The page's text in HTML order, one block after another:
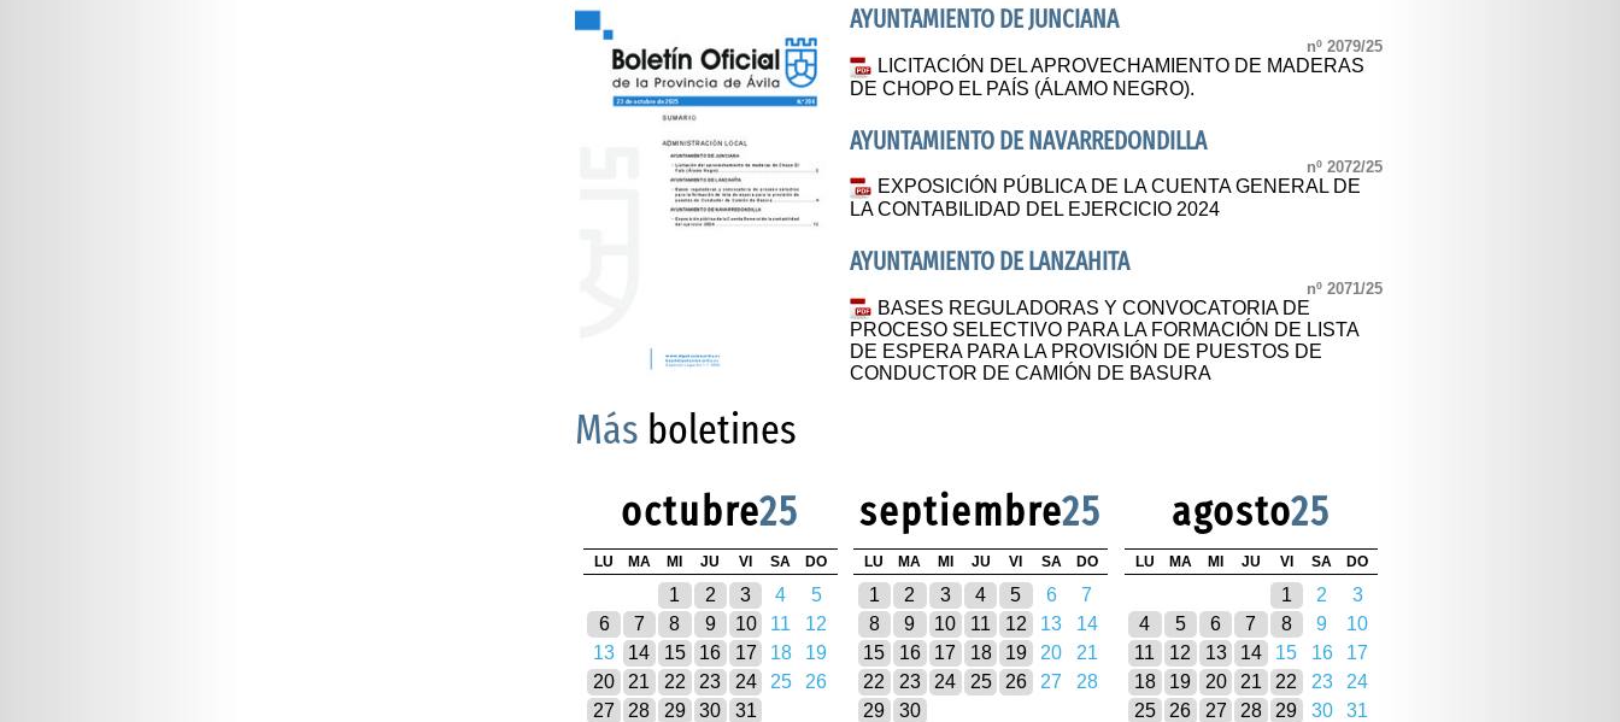
AYUNTAMIENTO DE JUNCIANA
nº 2079/25
LICITACIÓN DEL APROVECHAMIENTO DE MADERAS
DE CHOPO EL PAÍS (ÁLAMO NEGRO).
AYUNTAMIENTO DE NAVARREDONDILLA
nº 2072/25
EXPOSICIÓN PÚBLICA DE LA CUENTA GENERAL DE
LA CONTABILIDAD DEL EJERCICIO 2024
AYUNTAMIENTO DE LANZAHITA
nº 2071/25
BASES REGULADORAS Y CONVOCATORIA DE
PROCESO SELECTIVO PARA LA FORMACIÓN DE LISTA
DE ESPERA PARA LA PROVISIÓN DE PUESTOS DE
CONDUCTOR DE CAMIÓN DE BASURA
Más boletines
octubre25
LU MA MI JU VI SA DO
1 2 3 4
5
6
7 8 9 10 11
12
13
14 15 16 17 18
19
20
21 22 23 24 25
26
27
28 29 30 31
septiembre25
LU MA MI JU VI SA DO
1 2 3 4 5 6
7
8
9 10 11 12 13
14
15
16 17 18 19 20
21
22
23 24 25 26 27
28
29
30
agosto25
LU MA MI JU VI SA DO
1 2
3
4
5 6 7 8 9
10
11
12 13 14 15 16
17
18
19 20 21 22 23
24
25
26 27 28 29 30 31